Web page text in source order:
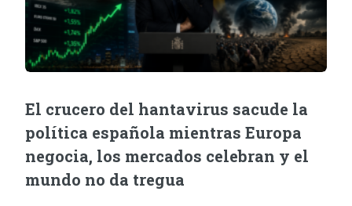
El crucero del hantavirus sacude la
política española mientras Europa
negocia, los mercados celebran y el
mundo no da tregua